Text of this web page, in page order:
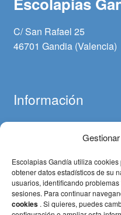
Escolapias Gandía utiliza cookies
obtener datos estadísticos de su
usuarios, identificando
sesiones. Para continuar
cookies . Si quieres, puedes
C/ San Rafael 25
46701 Gandia (Valencia)
Información
Política de cookies
Política de privacidad
Términos y condiciones